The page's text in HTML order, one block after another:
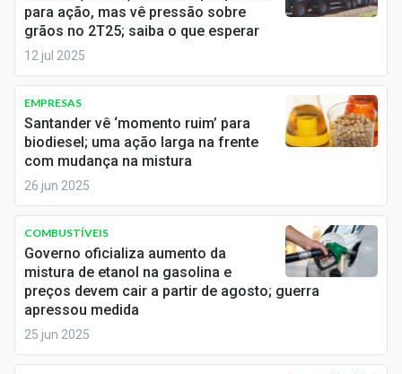
Empresas
Brasil
Política
Colunas
Internacional
Marketing
Tecnologia
para ação, mas vê pressão sobre
grãos no 2T25; saiba o que esperar
12 jul 2025
EMPRESAS
Santander vê ‘momento ruim’ para
biodiesel; uma ação larga na frente
com mudança na mistura
26 jun 2025
COMBUSTÍVEIS
Governo oficializa aumento da
mistura de etanol na gasolina e
preços devem cair a partir de agosto; guerra
apressou medida
25 jun 2025